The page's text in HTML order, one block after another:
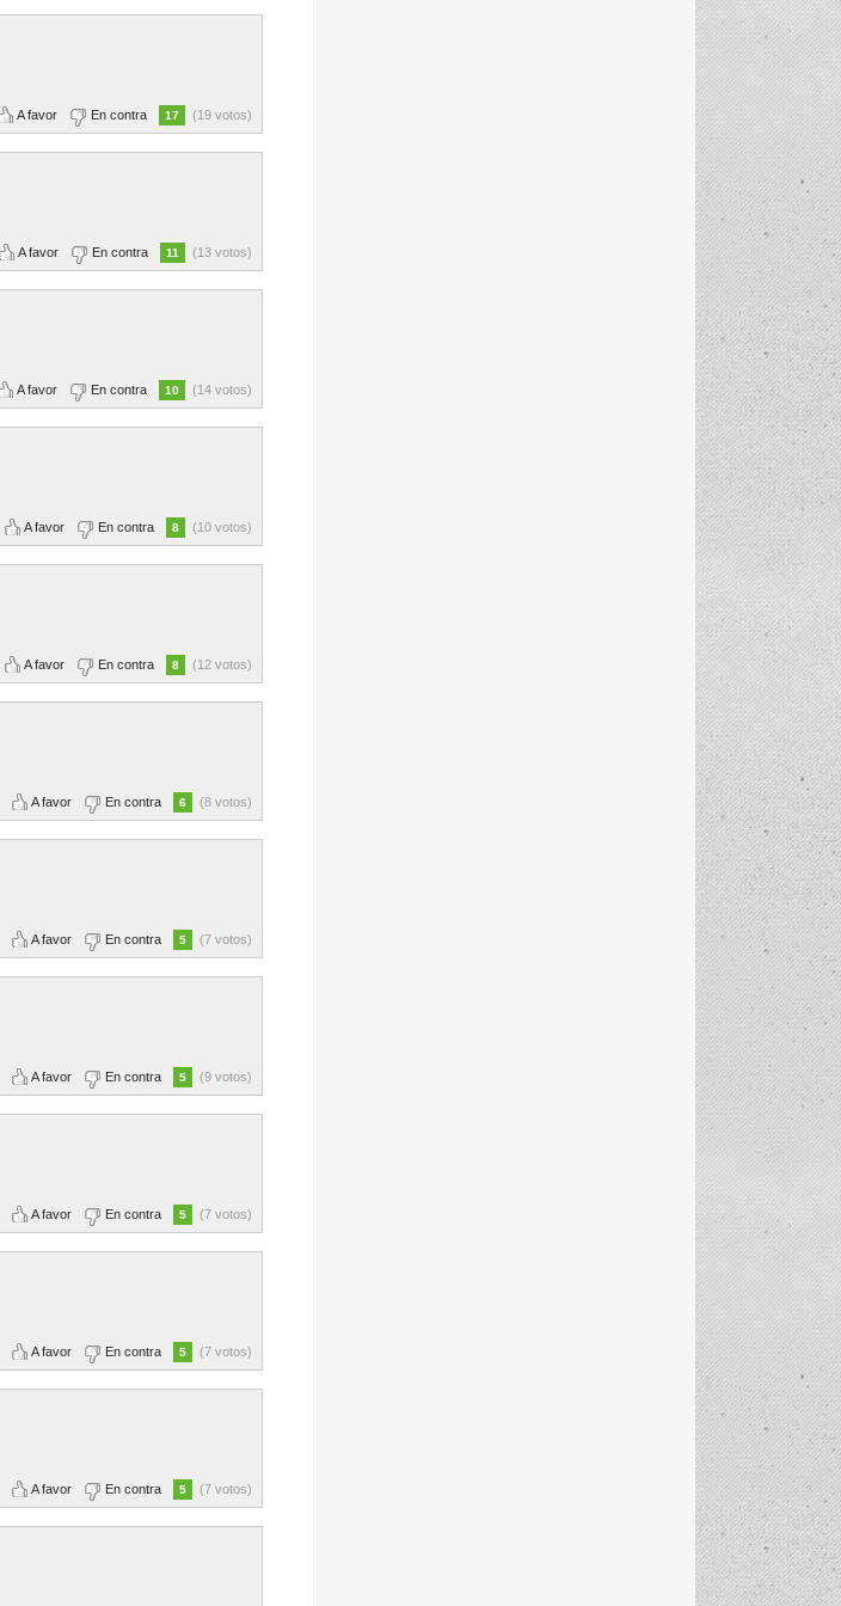
A favor En contra 17 (19 votos)
A favor En contra 11 (13 votos)
A favor En contra 10 (14 votos)
A favor En contra 8 (10 votos)
A favor En contra 8 (12 votos)
A favor En contra 6 (8 votos)
A favor En contra 5 (7 votos)
A favor En contra 5 (9 votos)
A favor En contra 5 (7 votos)
A favor En contra 5 (7 votos)
A favor En contra 5 (7 votos)